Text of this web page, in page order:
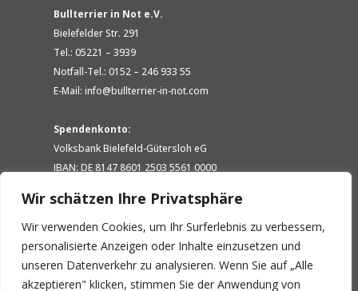
Wir schätzen Ihre Privatsphäre
Wir verwenden Cookies, um Ihr Surferlebnis zu verbessern,
personalisierte Anzeigen oder Inhalte einzusetzen und
unseren Datenverkehr zu analysieren. Wenn Sie auf „Alle
akzeptieren" klicken, stimmen Sie der Anwendung von
Bullterrier in Not e.V.
Bielefelder Str. 291
Tel.: 05221 – 3939
Notfall-Tel.: 0152 – 246 933 55
E-Mail: info@bullterrier-in-not.com
Spendenkonto:
Volksbank Bielefeld-Gütersloh eG
IBAN: DE 8147 8601 2503 5561 0000